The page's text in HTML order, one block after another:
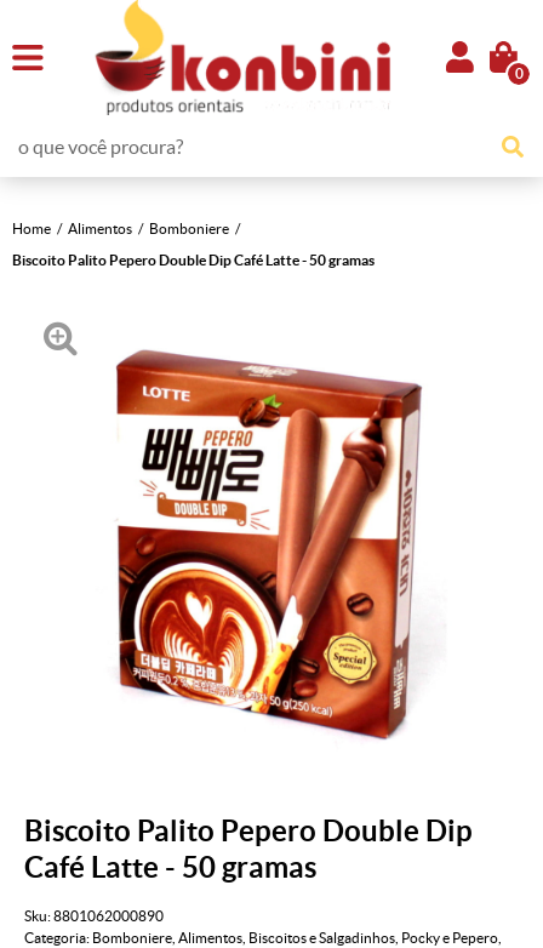
0
Home Alimentos
Bomboniere
Biscoito Palito Pepero Double Dip Café Latte - 50 gramas
Biscoito Palito Pepero Double Dip
Café Latte - 50 gramas
Sku:8801062000890
Categoria: Bomboniere Alimentos Biscoitos e Salgadinhos Pocky e Pepero